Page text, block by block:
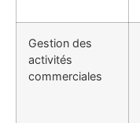
Gestion des
activités
commerciales